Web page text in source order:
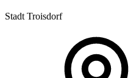
Stadt Troisdorf